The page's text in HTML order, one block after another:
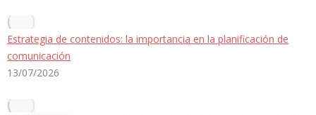
Estrategia de contenidos: la importancia en la planificación de
comunicación
13/07/2026